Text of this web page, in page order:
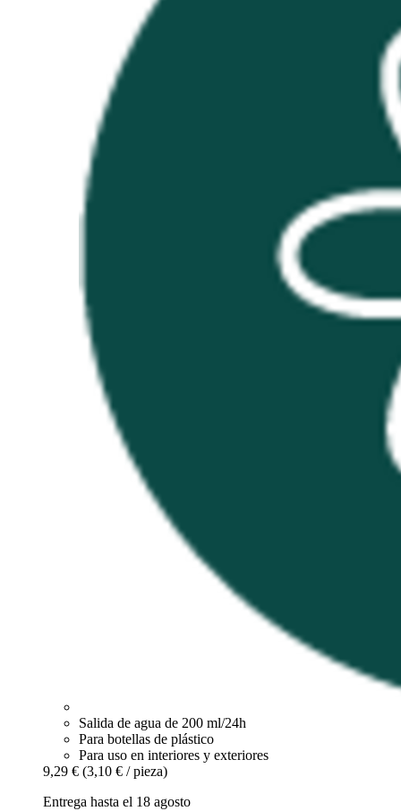
Salida de agua de 200 ml/24h
Para botellas de plástico
Para uso en interiores y exteriores
9,29 € (3,10 € / pieza)
Entrega hasta el 18 agosto